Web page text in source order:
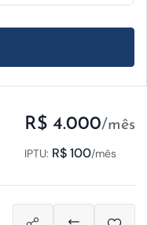
R$ 4.000/mês
IPTU: R$ 100/mês